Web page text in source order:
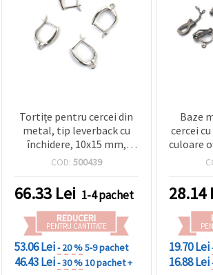
Tortițe pentru cercei din
metal, tip leverback cu
închidere, 10x15 mm,
culoare argintie – set 10
COD: 500439
66.33 Lei 1-4 pachet
REDUCERI
PENTRU CANTITATE
53.06 Lei- 20 %5-9 pachet
46.43 Lei- 30 %10 pachet +
Baze
cercei
culoare
28.14
19.70 Lei
16.88 Lei